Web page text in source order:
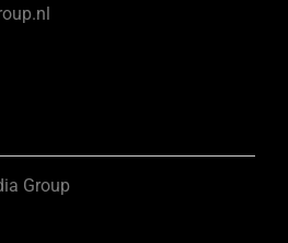
Group